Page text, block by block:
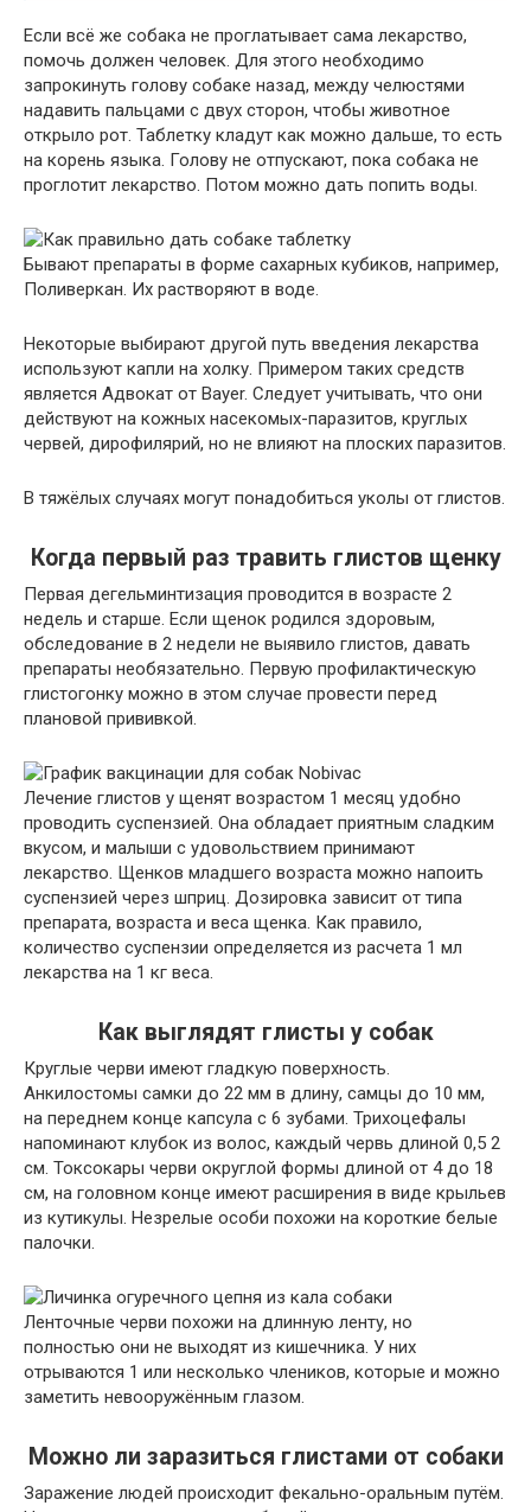
Если всё же собака не проглатывает сама лекарство,
помочь должен человек. Для этого необходимо
запрокинуть голову собаке назад, между челюстями
надавить пальцами с двух сторон, чтобы животное
открыло рот. Таблетку кладут как можно дальше, то есть
на корень языка. Голову не отпускают, пока собака не
проглотит лекарство. Потом можно дать попить воды.
Бывают препараты в форме сахарных кубиков, например,
Поливеркан. Их растворяют в воде.
Некоторые выбирают другой путь введения лекарства
используют капли на холку. Примером таких средств
является Адвокат от Bayer. Следует учитывать, что они
действуют на кожных насекомых-паразитов, круглых
червей, дирофилярий, но не влияют на плоских паразитов.
В тяжёлых случаях могут понадобиться уколы от глистов.
Когда первый раз травить глистов щенку
Первая дегельминтизация проводится в возрасте 2
недель и старше. Если щенок родился здоровым,
обследование в 2 недели не выявило глистов, давать
препараты необязательно. Первую профилактическую
глистогонку можно в этом случае провести перед
плановой прививкой.
Лечение глистов у щенят возрастом 1 месяц удобно
проводить суспензией. Она обладает приятным сладким
вкусом, и малыши с удовольствием принимают
лекарство. Щенков младшего возраста можно напоить
суспензией через шприц. Дозировка зависит от типа
препарата, возраста и веса щенка. Как правило,
количество суспензии определяется из расчета 1 мл
лекарства на 1 кг веса.
Как выглядят глисты у собак
Круглые черви имеют гладкую поверхность.
Анкилостомы самки до 22 мм в длину, самцы до 10 мм,
на переднем конце капсула с 6 зубами. Трихоцефалы
напоминают клубок из волос, каждый червь длиной 0,5 2
см. Токсокары черви округлой формы длиной от 4 до 18
см, на головном конце имеют расширения в виде крыльев
из кутикулы. Незрелые особи похожи на короткие белые
палочки.
Ленточные черви похожи на длинную ленту, но
полностью они не выходят из кишечника. У них
отрываются 1 или несколько члеников, которые и можно
заметить невооружённым глазом.
Можно ли заразиться глистами от собаки
Заражение людей происходит фекально-оральным путём.